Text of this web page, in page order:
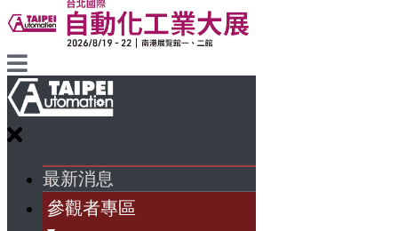
最新消息
參觀者專區